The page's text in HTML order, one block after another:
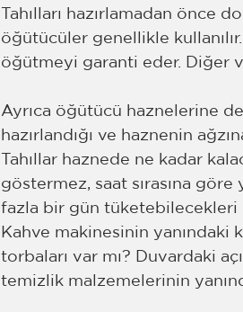
Tahılları hazırlamadan önce
öğütücüler genellikle
öğütmeyi garanti eder. Diğer
Ayrıca öğütücü haznelerine
hazırlandığı ve haznenin
Tahıllar haznede ne kadar
göstermez, saat sırasına
fazla bir gün tüketebilecekleri
Kahve makinesinin yanındaki
torbaları var mı? Duvardaki
temizlik malzemelerinin